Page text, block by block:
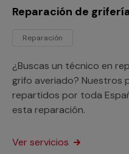
Reparación de
Reparación
¿Buscas un técnico en
grifo averiado? Nuestros
repartidos por toda
esta reparación.
Ver servicios